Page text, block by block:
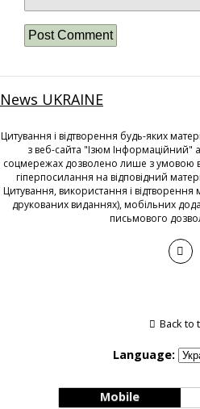
News UKRAINE
Цитування і відтворення будь-яких
з веб-сайта "Ізюм Інформаційний"
соцмережах дозволено лише з умовою
гіперпосилання на відповідний
Цитування, використання і відтворення
друкованих виданнях), мобільних
письмового
Back to
Language:
Mobile